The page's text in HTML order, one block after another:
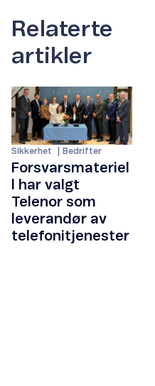
Relaterte
artikler
Sikkerhet Bedrifter
Forsvarsmateriel
l har valgt
Telenor som
leverandør av
telefonitjenester